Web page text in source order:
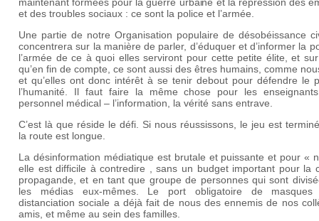
maintenant formées pour la guerre urbaine et la répression des
et des troubles sociaux : ce sont la police et l’armée.
Une partie de notre Organisation populaire de désobéissance
concentrera sur la manière de parler, d’éduquer et d’informer la
l’armée de ce à quoi elles serviront pour cette petite élite, et
qu’en fin de compte, ce sont aussi des êtres humains, comme
et qu’elles ont donc intérêt à se tenir debout pour défendre le
l’humanité. Il faut faire la même chose pour les
personnel médical – l’information, la vérité sans entrave.
C’est là que réside le défi. Si nous réussissons, le jeu est
la route est longue.
La désinformation médiatique est brutale et puissante et pour «
elle est difficile à contredire , sans un budget important pour la
propagande, et en tant que groupe de personnes qui sont
les médias eux-mêmes. Le port obligatoire de
distanciation sociale a déjà fait de nous des ennemis de nos
amis, et même au sein des familles.